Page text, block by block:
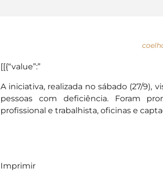
[[{“value”:”
A iniciativa, realizada no sábado (27/9),
pessoas com deficiência. Foram
profissional e trabalhista, oficinas e
Imprimir